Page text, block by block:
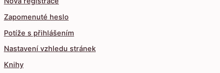
Zapomenuté heslo
Potíže s přihlášením
Nastavení vzhledu stránek
Knihy